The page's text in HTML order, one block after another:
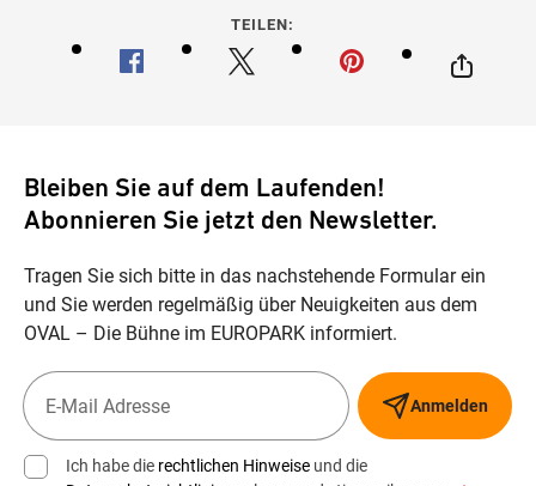
TEILEN:
Bleiben Sie auf dem Laufenden!
Abonnieren Sie jetzt den Newsletter.
Tragen Sie sich bitte in das nachstehende Formular ein
und Sie werden regelmäßig über Neuigkeiten aus dem
OVAL – Die Bühne im EUROPARK informiert.
Anmelden
Ich habe die rechtlichen Hinweise und die